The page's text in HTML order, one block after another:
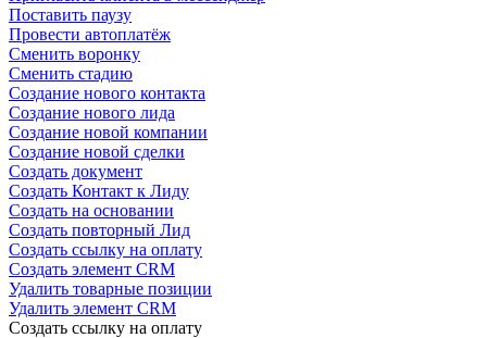
Поставить паузу
Провести автоплатёж
Сменить воронку
Сменить стадию
Создание нового контакта
Создание нового лида
Создание новой компании
Создание новой сделки
Создать документ
Создать Контакт к Лиду
Создать на основании
Создать повторный Лид
Создать ссылку на оплату
Создать элемент CRM
Удалить товарные позиции
Удалить элемент CRM
Создать ссылку на оплату